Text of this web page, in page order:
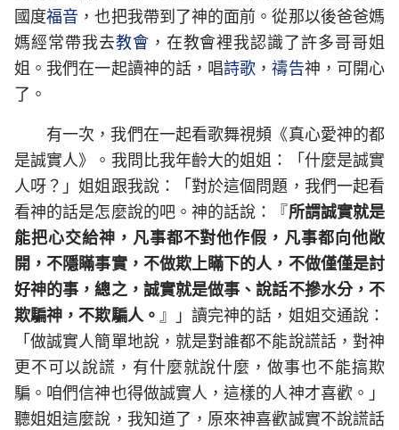
國度福音 ，也把我帶到了神的面前。從那以後爸爸媽
媽經常帶我去教會 ，在教會裡我認識了許多哥哥姐
姐。我們在一起讀神的話，唱詩歌 ，禱告神，可開心
了。
有一次，我們在一起看歌舞視頻《真心愛神的都
是誠實人》。我問比我年齡大的姐姐：「什麼是誠實
人呀？」姐姐跟我說：「對於這個問題，我們一起看
看神的話是怎麼說的吧。神的話說：『所謂誠實就是
能把心交給神，凡事都不對他作假，凡事都向他敞
開，不隱瞞事實，不做欺上瞞下的人，不做僅僅是討
好神的事，總之，誠實就是做事、說話不摻水分，不
欺騙神，不欺騙人。 』」讀完神的話，姐姐交通說：
「做誠實人簡單地說，就是對誰都不能說謊話，對神
更不可以說謊，有什麼就說什麼，做事也不能搞欺
騙。咱們信神也得做誠實人，這樣的人神才喜歡。」
聽姐姐這麼說，我知道了，原來神喜歡誠實不說謊話